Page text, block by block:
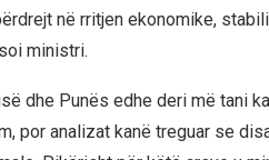
në rritjen ekonomike,
ministri.
dhe Punës edhe deri më tani
por analizat kanë treguar se